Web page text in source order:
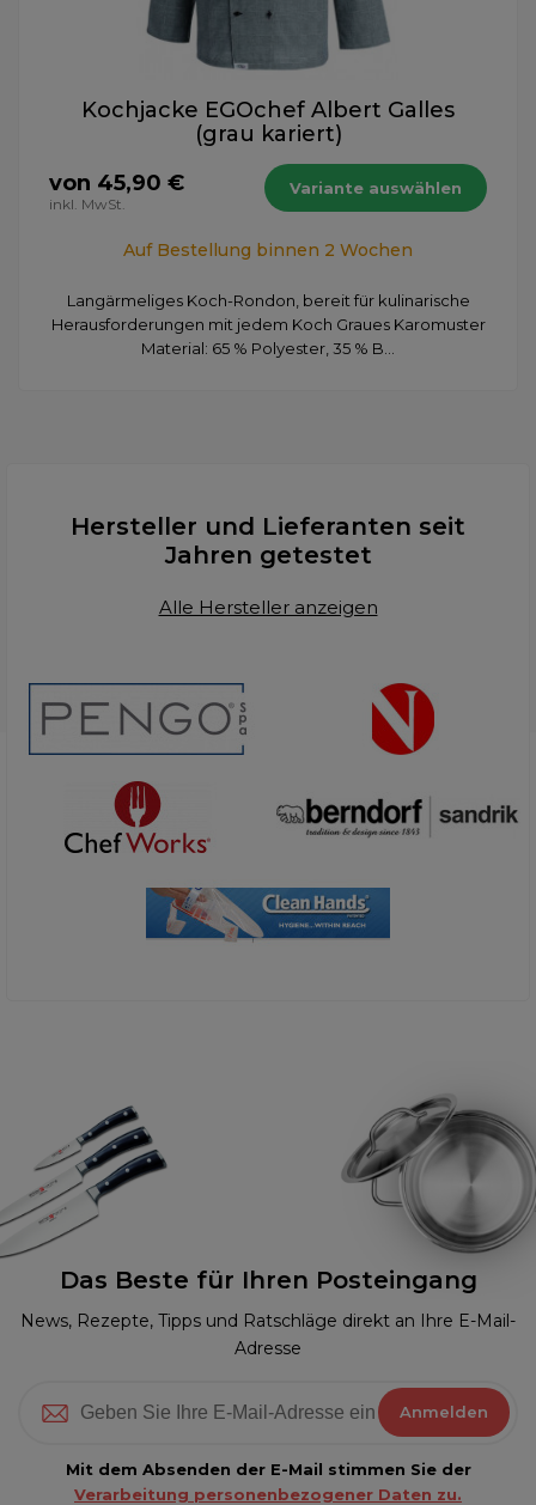
Kochjacke EGOchef Albert Galles
(grau kariert)
von 45,90 €
inkl. MwSt.
Variante auswählen
Auf Bestellung binnen 2 Wochen
​Langärmeliges Koch-Rondon, bereit für kulinarische
Herausforderungen mit jedem Koch Graues Karomuster
Material: 65 % Polyester, 35 % B...
Hersteller und Lieferanten seit
Jahren getestet
Alle Hersteller anzeigen
Das Beste für Ihren Posteingang
News, Rezepte, Tipps und Ratschläge direkt an Ihre E-Mail-
Adresse
Anmelden
Mit dem Absenden der E-Mail stimmen Sie der
Verarbeitung personenbezogener Daten zu.